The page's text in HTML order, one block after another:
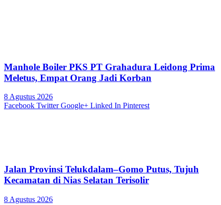
Manhole Boiler PKS PT Grahadura Leidong Prima
Meletus, Empat Orang Jadi Korban
8 Agustus 2026
Facebook Twitter Google+ Linked In Pinterest
Jalan Provinsi Telukdalam–Gomo Putus, Tujuh
Kecamatan di Nias Selatan Terisolir
8 Agustus 2026